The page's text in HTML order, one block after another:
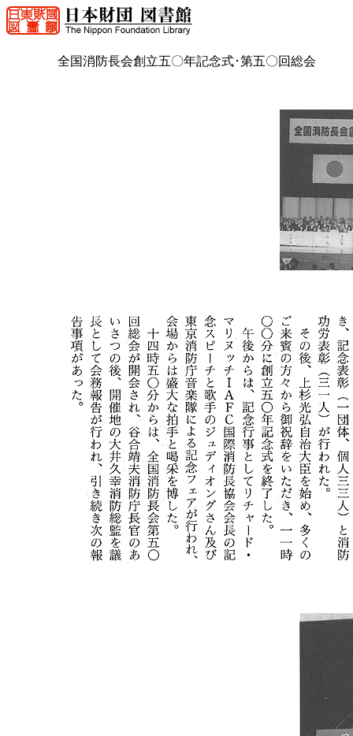
全国消防長会創立五〇年記念式･第五〇回総会